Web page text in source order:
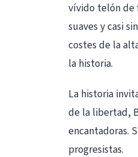
vívido telón de
suaves y casi
costes de la
la historia.
La historia
de la libertad,
encantadoras.
progresistas.